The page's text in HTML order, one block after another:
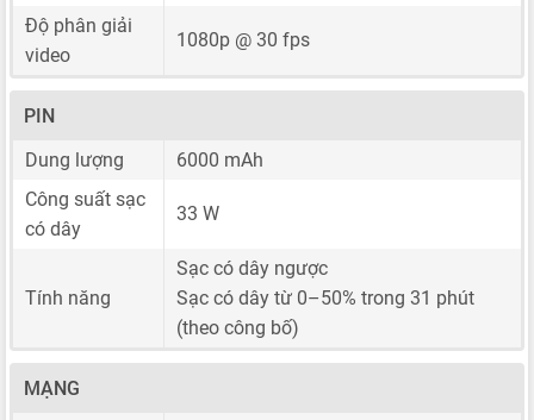
Độ phân giải
video
1080p @ 30 fps
PIN
Dung lượng
6000 mAh
Công suất sạc
có dây
33 W
Tính năng
Sạc có dây ngược
Sạc có dây từ 0–50% trong 31 phút
(theo công bố)
MẠNG